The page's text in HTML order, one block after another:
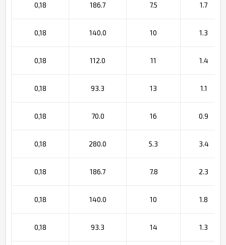
0,18 186.7 7.5 1.7
0,18 140.0 10 1.3
0,18 112.0 11 1.4
0,18 93.3 13 1.1
0,18 70.0 16 0.9
0,18 280.0 5.3 3.4
0,18 186.7 7.8 2.3
0,18 140.0 10 1.8
0,18 93.3 14 1.3